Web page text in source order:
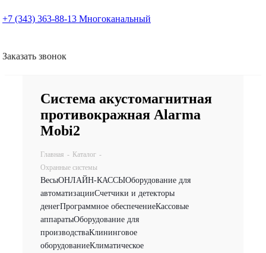
+7 (343) 363-88-13 Многоканальный
Заказать звонок
Система акустомагнитная
противокражная Alarma
Mobi2
Главная - Каталог -
Охранные системы
ВесыОНЛАЙН-КАССЫОборудование для
автоматизацииСчетчики и детекторы
денегПрограммное обеспечениеКассовые
аппаратыОборудование для
производстваКлининговое
оборудованиеКлиматическое